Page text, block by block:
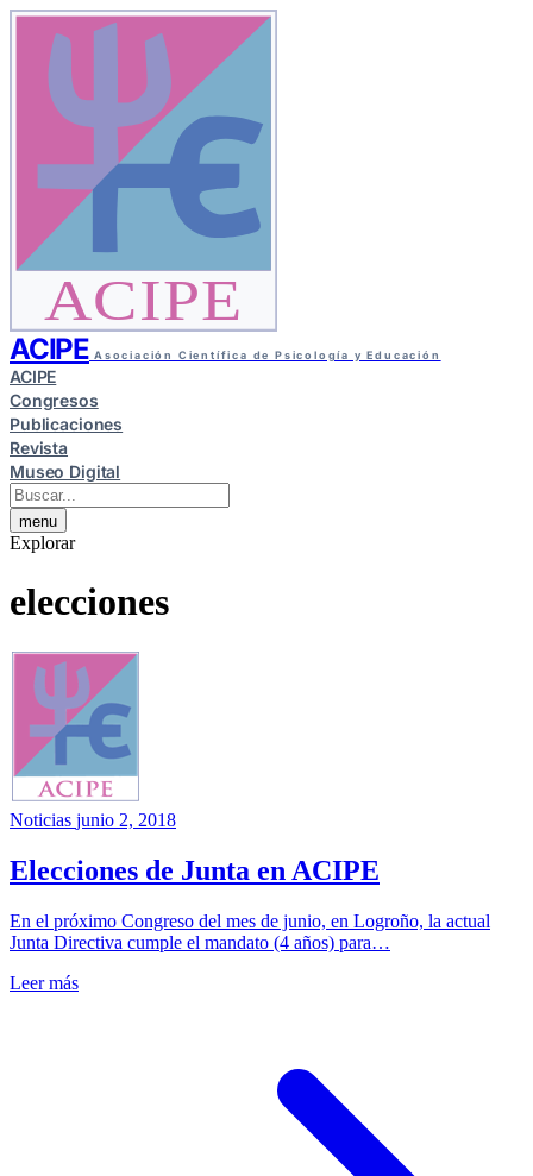
ACIPE
ACIPE Asociación Científica de Psicología y Educación
ACIPE
Congresos
Publicaciones
Revista
Museo Digital
menu
Explorar
elecciones
Noticias junio 2, 2018
Elecciones de Junta en ACIPE
En el próximo Congreso del mes de junio, en Logroño, la actual
Junta Directiva cumple el mandato (4 años) para…
Leer más